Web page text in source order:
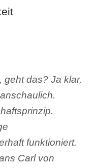
geht das? Ja klar,
funktioniert.
Carl von